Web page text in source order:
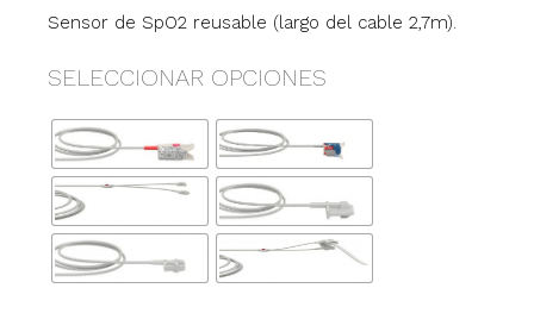
Sensor de SpO2 reusable (largo del cable 2,7m).
SELECCIONAR OPCIONES